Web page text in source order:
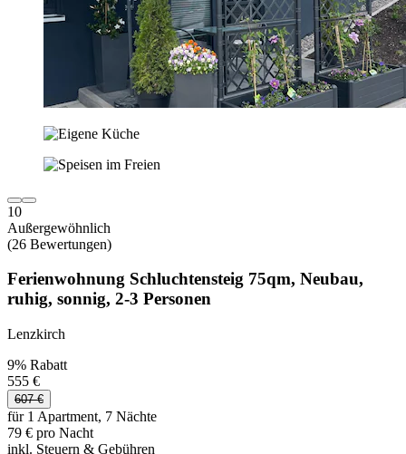
10
Außergewöhnlich
(26 Bewertungen)
Ferienwohnung Schluchtensteig 75qm, Neubau,
ruhig, sonnig, 2-3 Personen
Lenzkirch
9% Rabatt
555 €
607 €
für 1 Apartment, 7 Nächte
79 € pro Nacht
inkl. Steuern & Gebühren